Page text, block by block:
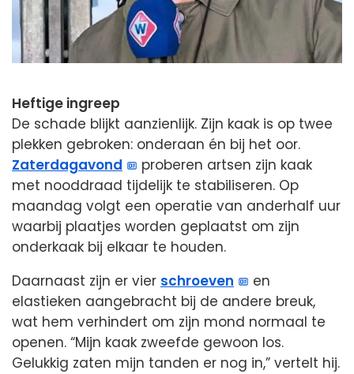
Heftige ingreep
De schade blijkt aanzienlijk. Zijn kaak is op twee
plekken gebroken: onderaan én bij het oor.
Zaterdagavond
proberen artsen zijn kaak
met nooddraad tijdelijk te stabiliseren. Op
maandag volgt een operatie van anderhalf uur
waarbij plaatjes worden geplaatst om zijn
onderkaak bij elkaar te houden.
Daarnaast zijn er vier schroeven
en
elastieken aangebracht bij de andere breuk,
wat hem verhindert om zijn mond normaal te
openen. “Mijn kaak zweefde gewoon los.
Gelukkig zaten mijn tanden er nog in,” vertelt hij.